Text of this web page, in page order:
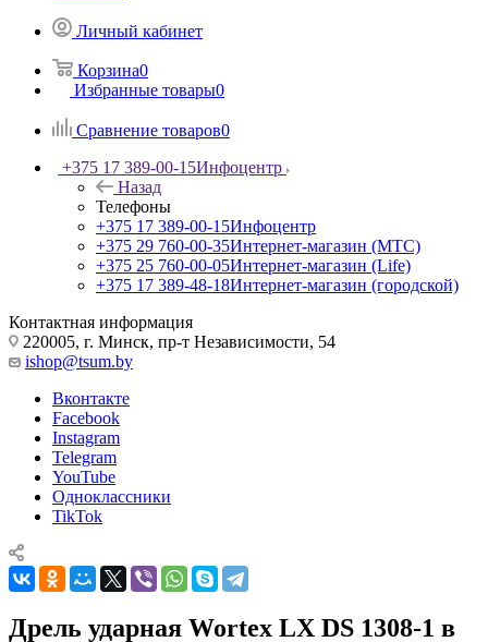
Личный кабинет
Корзина0
Избранные товары0
Сравнение товаров0
+375 17 389-00-15Инфоцентр
Назад
Телефоны
+375 17 389-00-15Инфоцентр
+375 29 760-00-35Интернет-магазин (МТС)
+375 25 760-00-05Интернет-магазин (Life)
+375 17 389-48-18Интернет-магазин (городской)
Контактная информация
220005, г. Минск, пр-т Независимости, 54
ishop@tsum.by
Вконтакте
Facebook
Instagram
Telegram
YouTube
Одноклассники
TikTok
Дрель ударная Wortex LX DS 1308-1 в